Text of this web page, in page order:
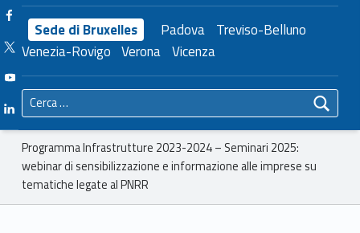
Sede di Bruxelles Padova Treviso-Belluno
Venezia-Rovigo Verona Vicenza
Facebook Unioncamere Veneto
Twitter Unioncamere Veneto
Youtube Unioncamere Veneto
Linkedin Unioncamere Veneto
Ricerca per:
Breadcrumbs navigation
Programma Infrastrutture 2023-2024 – Seminari 2025:
webinar di sensibilizzazione e informazione alle imprese su
tematiche legate al PNRR